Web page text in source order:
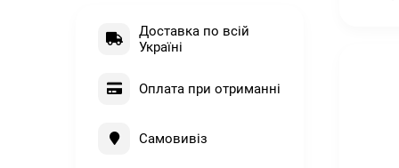
Доставка по всій
Україні
Оплата при отриманні
Самовивіз